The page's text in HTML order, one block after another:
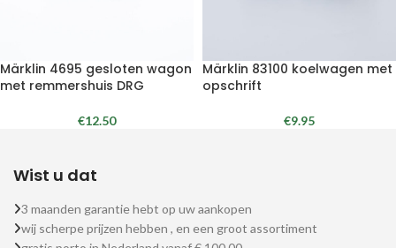
Märklin 4695 gesloten wagon
met remmershuis DRG
€12.50
Märklin 83100 koelwagen met
opschrift
€9.95
Wist u dat
3 maanden garantie hebt op uw aankopen
wij scherpe prijzen hebben , en een groot assortiment